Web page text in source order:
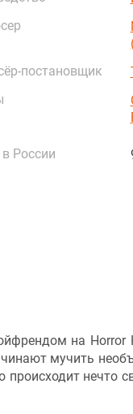
постановщик
России
на
мучить
нечто